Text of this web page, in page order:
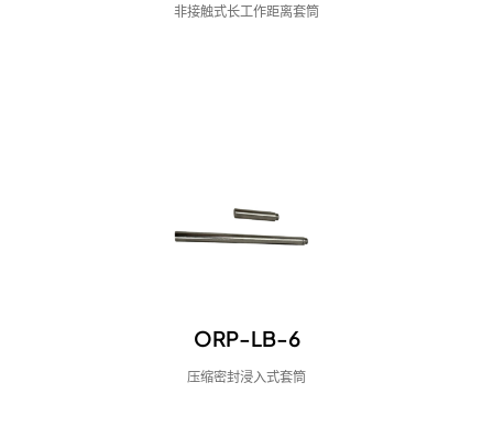
非接触式长工作距离套筒
ORP-LB-6
压缩密封浸入式套筒